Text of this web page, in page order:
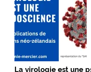
La virologie est une